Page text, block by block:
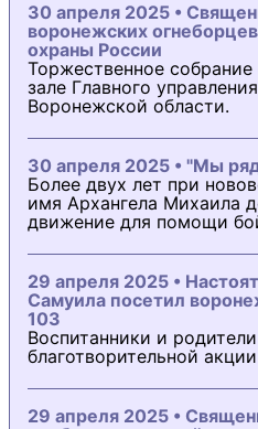
30 апреля 2025 •
воронежских
охраны России
Торжественное
зале Главного
Воронежской области.
30 апреля 2025 • "Мы
Более двух лет при
имя Архангела Михаила
движение для помощи
29 апреля 2025 •
Самуила посетил
103
Воспитанники и
благотворительной
29 апреля 2025 •